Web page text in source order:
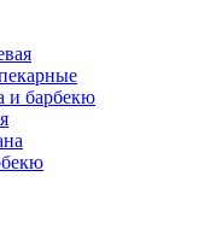
и барбекю